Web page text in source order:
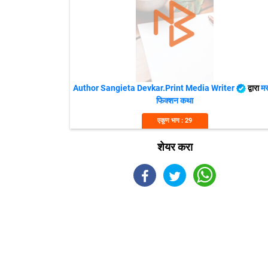
Author Sangieta Devkar.Print Media Writer द्वारा
फिक्शन कथा
एकूण भाग : 29
शेयर करा